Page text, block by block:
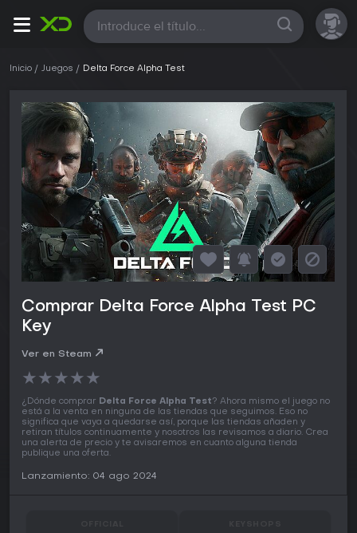
Todas
Inicio Juegos Delta Force Alpha Test
Comprar Delta Force Alpha Test PC
Key
Ver en Steam
★★★★★
¿Dónde comprar Delta Force Alpha Test? Ahora mismo el juego no
está a la venta en ninguna de las tiendas que seguimos. Eso no
significa que vaya a quedarse así, porque las tiendas añaden y
retiran títulos continuamente y nosotros las revisamos a diario. Crea
una alerta de precio y te avisaremos en cuanto alguna tienda
publique una oferta.
Lanzamiento: 04 ago 2024